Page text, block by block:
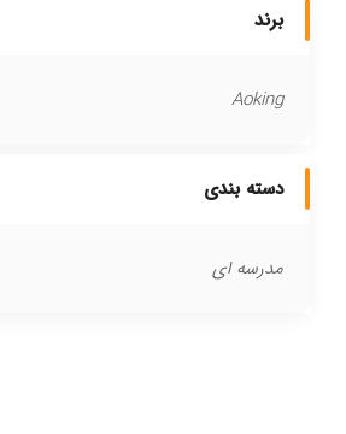
برند
Aoking
دسته بندی
مدرسه ای